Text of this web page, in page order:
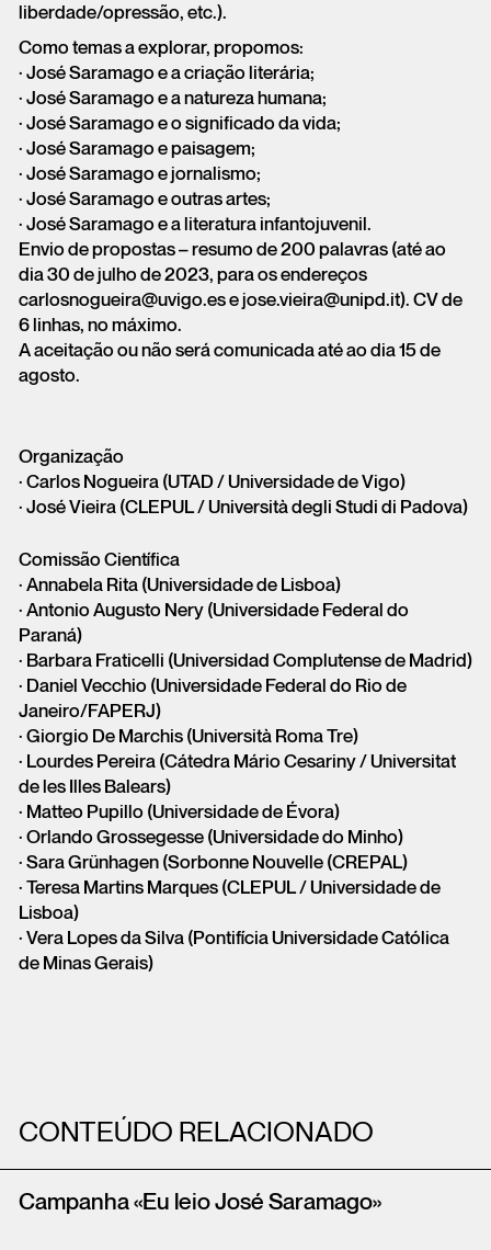
liberdade/opressão, etc.).
Como temas a explorar, propomos:
· José Saramago e a criação literária;
· José Saramago e a natureza humana;
· José Saramago e o significado da vida;
· José Saramago e paisagem;
· José Saramago e jornalismo;
· José Saramago e outras artes;
· José Saramago e a literatura infantojuvenil.
Envio de propostas – resumo de 200 palavras (até ao
dia 30 de julho de 2023, para os endereços
carlosnogueira@uvigo.es e jose.vieira@unipd.it). CV de
6 linhas, no máximo.
A aceitação ou não será comunicada até ao dia 15 de
agosto.
Organização
· Carlos Nogueira (UTAD / Universidade de Vigo)
· José Vieira (CLEPUL / Università degli Studi di Padova)
Comissão Científica
· Annabela Rita (Universidade de Lisboa)
· Antonio Augusto Nery (Universidade Federal do
Paraná)
· Barbara Fraticelli (Universidad Complutense de Madrid)
· Daniel Vecchio (Universidade Federal do Rio de
Janeiro/FAPERJ)
· Giorgio De Marchis (Università Roma Tre)
· Lourdes Pereira (Cátedra Mário Cesariny / Universitat
de les Illes Balears)
· Matteo Pupillo (Universidade de Évora)
· Orlando Grossegesse (Universidade do Minho)
· Sara Grünhagen (Sorbonne Nouvelle (CREPAL)
· Teresa Martins Marques (CLEPUL / Universidade de
Lisboa)
· Vera Lopes da Silva (Pontifícia Universidade Católica
de Minas Gerais)
CONTEÚDO RELACIONADO
Campanha «Eu leio José Saramago»